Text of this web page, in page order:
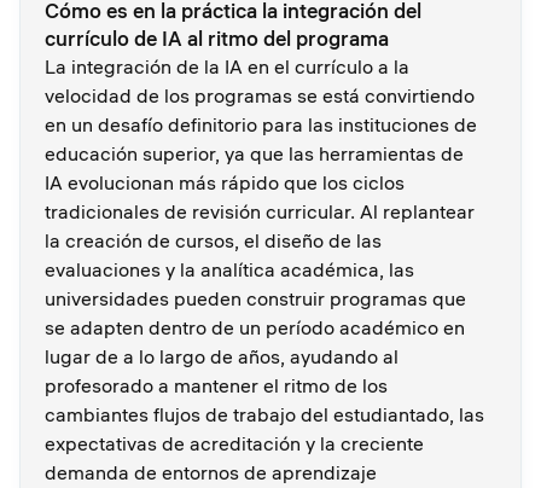
Cómo es en la práctica la integración del
currículo de IA al ritmo del programa
La integración de la IA en el currículo a la
velocidad de los programas se está convirtiendo
en un desafío definitorio para las instituciones de
educación superior, ya que las herramientas de
IA evolucionan más rápido que los ciclos
tradicionales de revisión curricular. Al replantear
la creación de cursos, el diseño de las
evaluaciones y la analítica académica, las
universidades pueden construir programas que
se adapten dentro de un período académico en
lugar de a lo largo de años, ayudando al
profesorado a mantener el ritmo de los
cambiantes flujos de trabajo del estudiantado, las
expectativas de acreditación y la creciente
demanda de entornos de aprendizaje